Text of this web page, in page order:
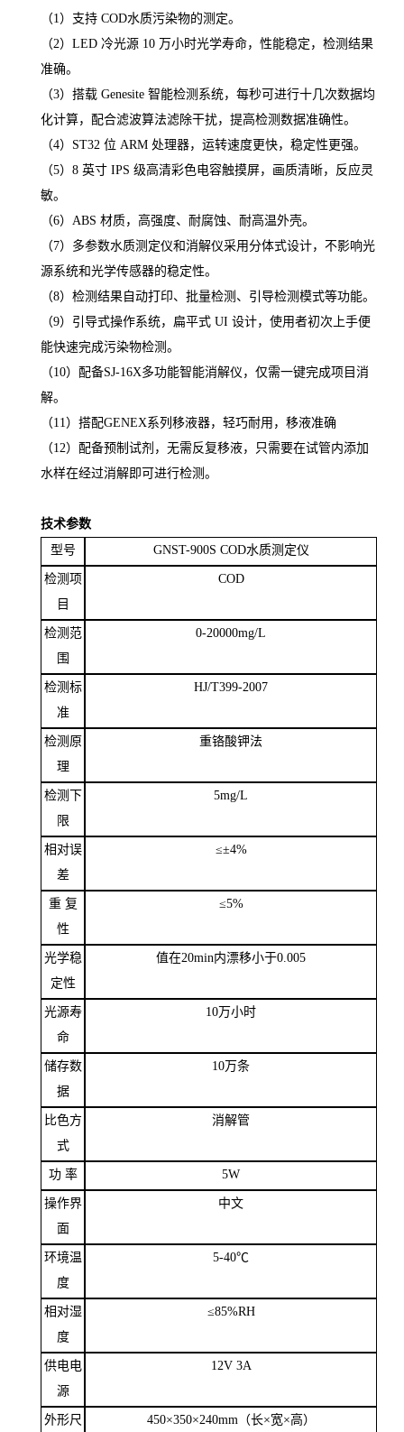
产品特点
（1）支持 COD水质污染物的测定。
（2）LED 冷光源 10 万小时光学寿命，性能稳定，检测结果
准确。
（3）搭载 Genesite 智能检测系统，每秒可进行十几次数据均
化计算，配合滤波算法滤除干扰，提高检测数据准确性。
（4）ST32 位 ARM 处理器，运转速度更快，稳定性更强。
（5）8 英寸 IPS 级高清彩色电容触摸屏，画质清晰，反应灵
敏。
（6）ABS 材质，高强度、耐腐蚀、耐高温外壳。
（7）多参数水质测定仪和消解仪采用分体式设计，不影响光
源系统和光学传感器的稳定性。
（8）检测结果自动打印、批量检测、引导检测模式等功能。
（9）引导式操作系统，扁平式 UI 设计，使用者初次上手便
能快速完成污染物检测。
（10）配备SJ-16X多功能智能消解仪，仅需一键完成项目消
解。
（11）搭配GENEX系列移液器，轻巧耐用，移液准确
水样在经过消解即可进行检测。
技术参数
型号
检测项
目
COD
检测范
围
0-20000mg/L
检测标
准
HJ/T399-2007
检测原
理
重铬酸钾法
检测下
限
5mg/L
相对误
差
≤±4%
重 复
性
≤5%
光学稳
定性
20min内漂移小于
光源寿
命
10万小时
储存数
据
10万条
比色方
式
消解管
功 率
操作界
面
中文
环境温
度
5-40℃
相对湿
度
≤85%RH
供电电
12V 3A